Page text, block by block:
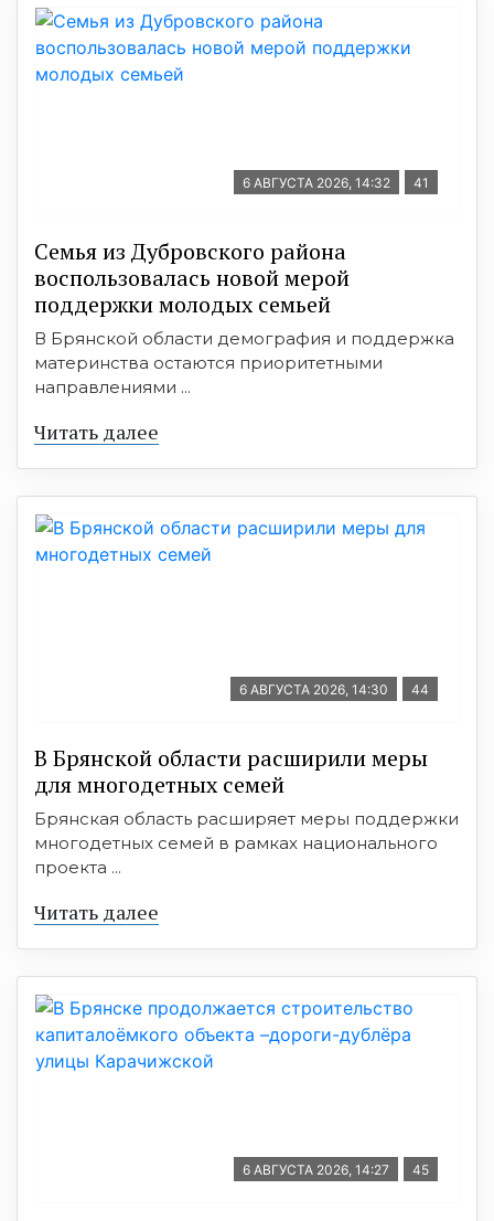
6 АВГУСТА 2026, 14:32 41
Семья из Дубровского района
воспользовалась новой мерой
поддержки молодых семьей
В Брянской области демография и поддержка
материнства остаются приоритетными
направлениями ...
Читать далее
6 АВГУСТА 2026, 14:30 44
В Брянской области расширили меры
для многодетных семей
Брянская область расширяет меры поддержки
многодетных семей в рамках национального
проекта ...
Читать далее
6 АВГУСТА 2026, 14:27 45